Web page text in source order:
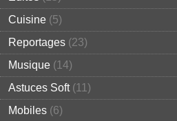
Cuisine (5)
Reportages (23)
Musique (14)
Astuces Soft(11)
Mobiles (6)